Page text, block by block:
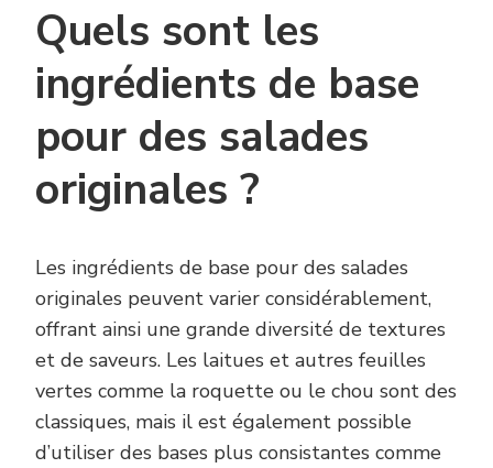
Quels sont les
ingrédients de base
pour des salades
originales ?
Les ingrédients de base pour des salades
originales peuvent varier considérablement,
offrant ainsi une grande diversité de textures
et de saveurs. Les laitues et autres feuilles
vertes comme la roquette ou le chou sont des
classiques, mais il est également possible
d’utiliser des bases plus consistantes comme